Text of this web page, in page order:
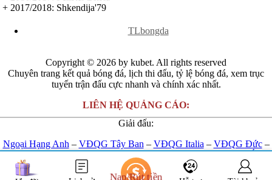
Áo
Đan Mạch
Australia
Nhật Bản
Hàn Quốc
Arập Xêút
Bahrain
Campuchia
Indonesia
Iran
Iraq
+ 2017/2018: Shkendija'79
TLbongda
Copyright © 2026 by kubet. All rights reserved
Chuyên trang kết quả bóng đá, lịch thi đấu, tỷ lệ bóng đá, xem trục
tuyến trận đấu cực nhanh và chính xác nhất.
LIÊN HỆ QUẢNG CÁO:
Giải đấu:
Ngoại Hạng Anh – VĐQG Tây Ban – VĐQG Italia – VĐQG Đức–
VĐQG Pháp–Champions League-Euro 2024-U23 Châu Á
Kết nối với chúng tôi:
Nạp/Rút tiền